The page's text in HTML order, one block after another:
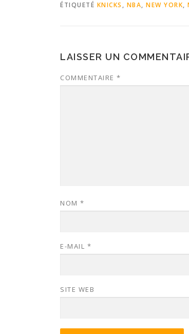
ÉTIQUETÉ KNICKS , NBA, NEW YORK,
LAISSER UN
COMMENTAIRE *
NOM *
E-MAIL *
SITE WEB